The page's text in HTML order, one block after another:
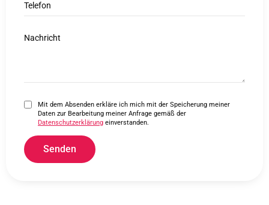
Telefon
Nachricht
Mit dem Absenden erkläre ich mich mit der Speicherung meiner
Daten zur Bearbeitung meiner Anfrage gemäß der
Datenschutzerklärung einverstanden.
Senden